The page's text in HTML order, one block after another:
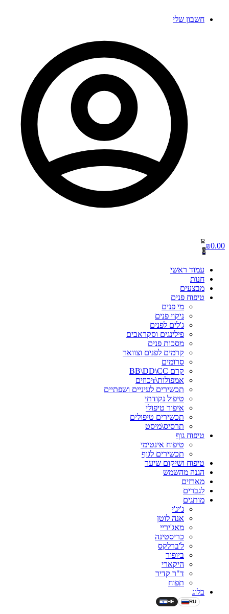
חשבון שלי
₪0.00
0
עמוד ראשי
חנות
מבצעים
טיפוח פנים
מי פנים
ניקוי פנים
ג'לים לפנים
פילינגים וסקראבים
מסכות פנים
קרמים לפנים וצוואר
סרומים
קרם BB\DD\CC
אמפולות\rיכוזים
תכשירים לעיניים ושפתיים
טיפול נקודתי
איפור טיפולי
תכשירים טיפולים
תרסיס\מיסט
טיפוח גוף
טיפוח אינטימי
תכשירים לגוף
טיפוח ושיקום שיער
הגנה מהשמש
מארזים
לגברים
מותגים
ג'יג'י
אנה לוטן
מאג'יריי
כריסטינה
ל'ברלקס
ביופור
היקארי
ד"ר קדיר
תפוח
בלוג
HE RU